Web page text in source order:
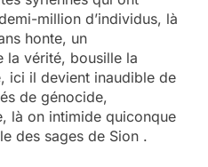
million d’individus, là
honte, un
la vérité, bousille la
ici il devient inaudible de
de génocide,
là on intimide quiconque
des sages de Sion .